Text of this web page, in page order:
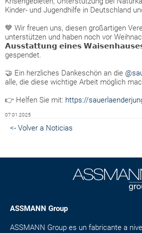
Kinder- und Jugendhilfe in Deutschland
💙 Wir freuen uns, diesen großartigen
unterstützen und haben noch vor
𝗔𝘂𝘀𝘀𝘁𝗮𝘁𝘁𝘂𝗻𝗴 𝗲𝗶𝗻𝗲𝘀
gespendet.
🤝 Ein herzliches Dankeschön an die
alle, die diese wichtige Arbeit möglich
👉 Helfen Sie mit: https://
07.01.2025
<- Volver a Noticias
ASSMANN Group
ASSMANN Group es un fabricante a